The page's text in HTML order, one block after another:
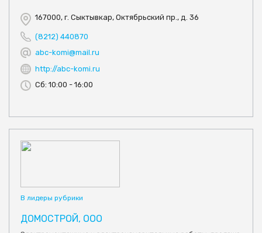
167000, г. Сыктывкар, Октябрьский пр., д. 36
(8212) 440870
abc-komi@mail.ru
http://abc-komi.ru
Сб: 10:00 - 16:00
В лидеры рубрики
ДОМОСТРОЙ, ООО